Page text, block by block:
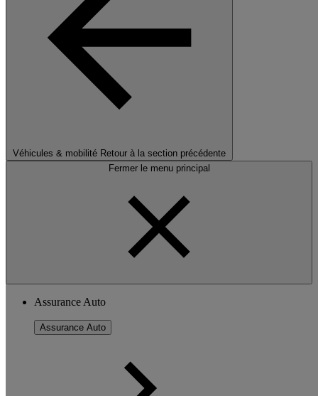
Véhicules & mobilité Retour à la section précédente
Fermer le menu principal
Assurance Auto
Assurance Auto